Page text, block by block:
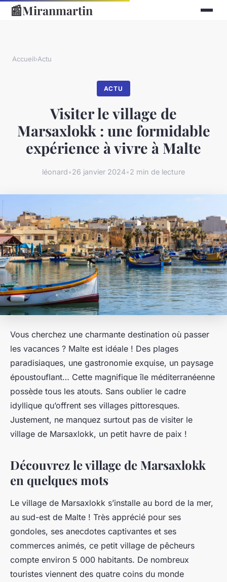
📰Miranmartin
Accueil›Actu
ACTU
Visiter le village de
Marsaxlokk : une formidable
expérience à vivre à Malte
léonard•26 janvier 2024•2 min de lecture
Vous cherchez une charmante destination où passer
les vacances ? Malte est idéale ! Des plages
paradisiaques, une gastronomie exquise, un paysage
époustouflant… Cette magnifique île méditerranéenne
possède tous les atouts. Sans oublier le cadre
idyllique qu’offrent ses villages pittoresques.
Justement, ne manquez surtout pas de visiter le
village de Marsaxlokk, un petit havre de paix !
Découvrez le village de Marsaxlokk
en quelques mots
Le village de Marsaxlokk s’installe au bord de la mer,
au sud-est de Malte ! Très apprécié pour ses
gondoles, ses anecdotes captivantes et ses
commerces animés, ce petit village de pêcheurs
compte environ 5 000 habitants. De nombreux
touristes viennent des quatre coins du monde